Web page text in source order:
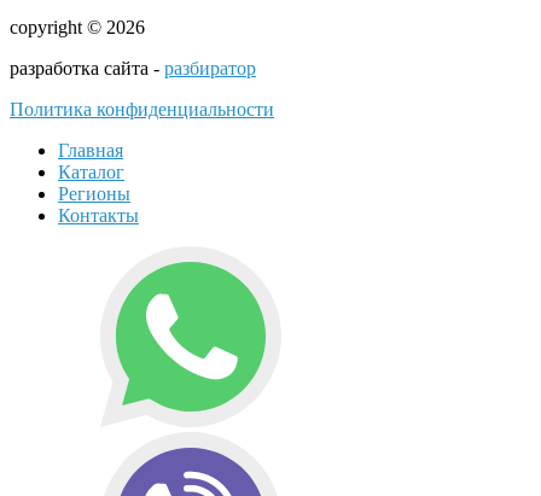
copyright © 2026
разработка сайта - разбиратор
Политика конфиденциальности
Главная
Каталог
Регионы
Контакты